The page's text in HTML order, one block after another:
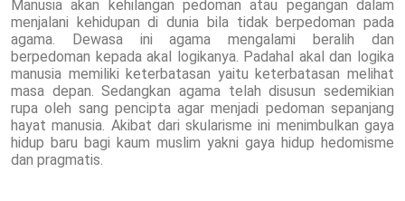
Manusia akan kehilangan pedoman atau pegangan dalam
menjalani kehidupan di dunia bila tidak berpedoman pada
agama. Dewasa ini agama mengalami beralih dan
berpedoman kepada akal logikanya. Padahal akal dan logika
manusia memiliki keterbatasan yaitu keterbatasan melihat
masa depan. Sedangkan agama telah disusun sedemikian
rupa oleh sang pencipta agar menjadi pedoman sepanjang
hayat manusia. Akibat dari skularisme ini menimbulkan gaya
hidup baru bagi kaum muslim yakni gaya hidup hedomisme
dan pragmatis.